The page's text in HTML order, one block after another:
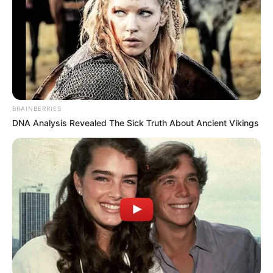
Les Outsiders : de belles cotes en
vue à Saint-Cloud
BRAINBERRIES
DNA Analysis Revealed The Sick Truth About Ancient Vikings